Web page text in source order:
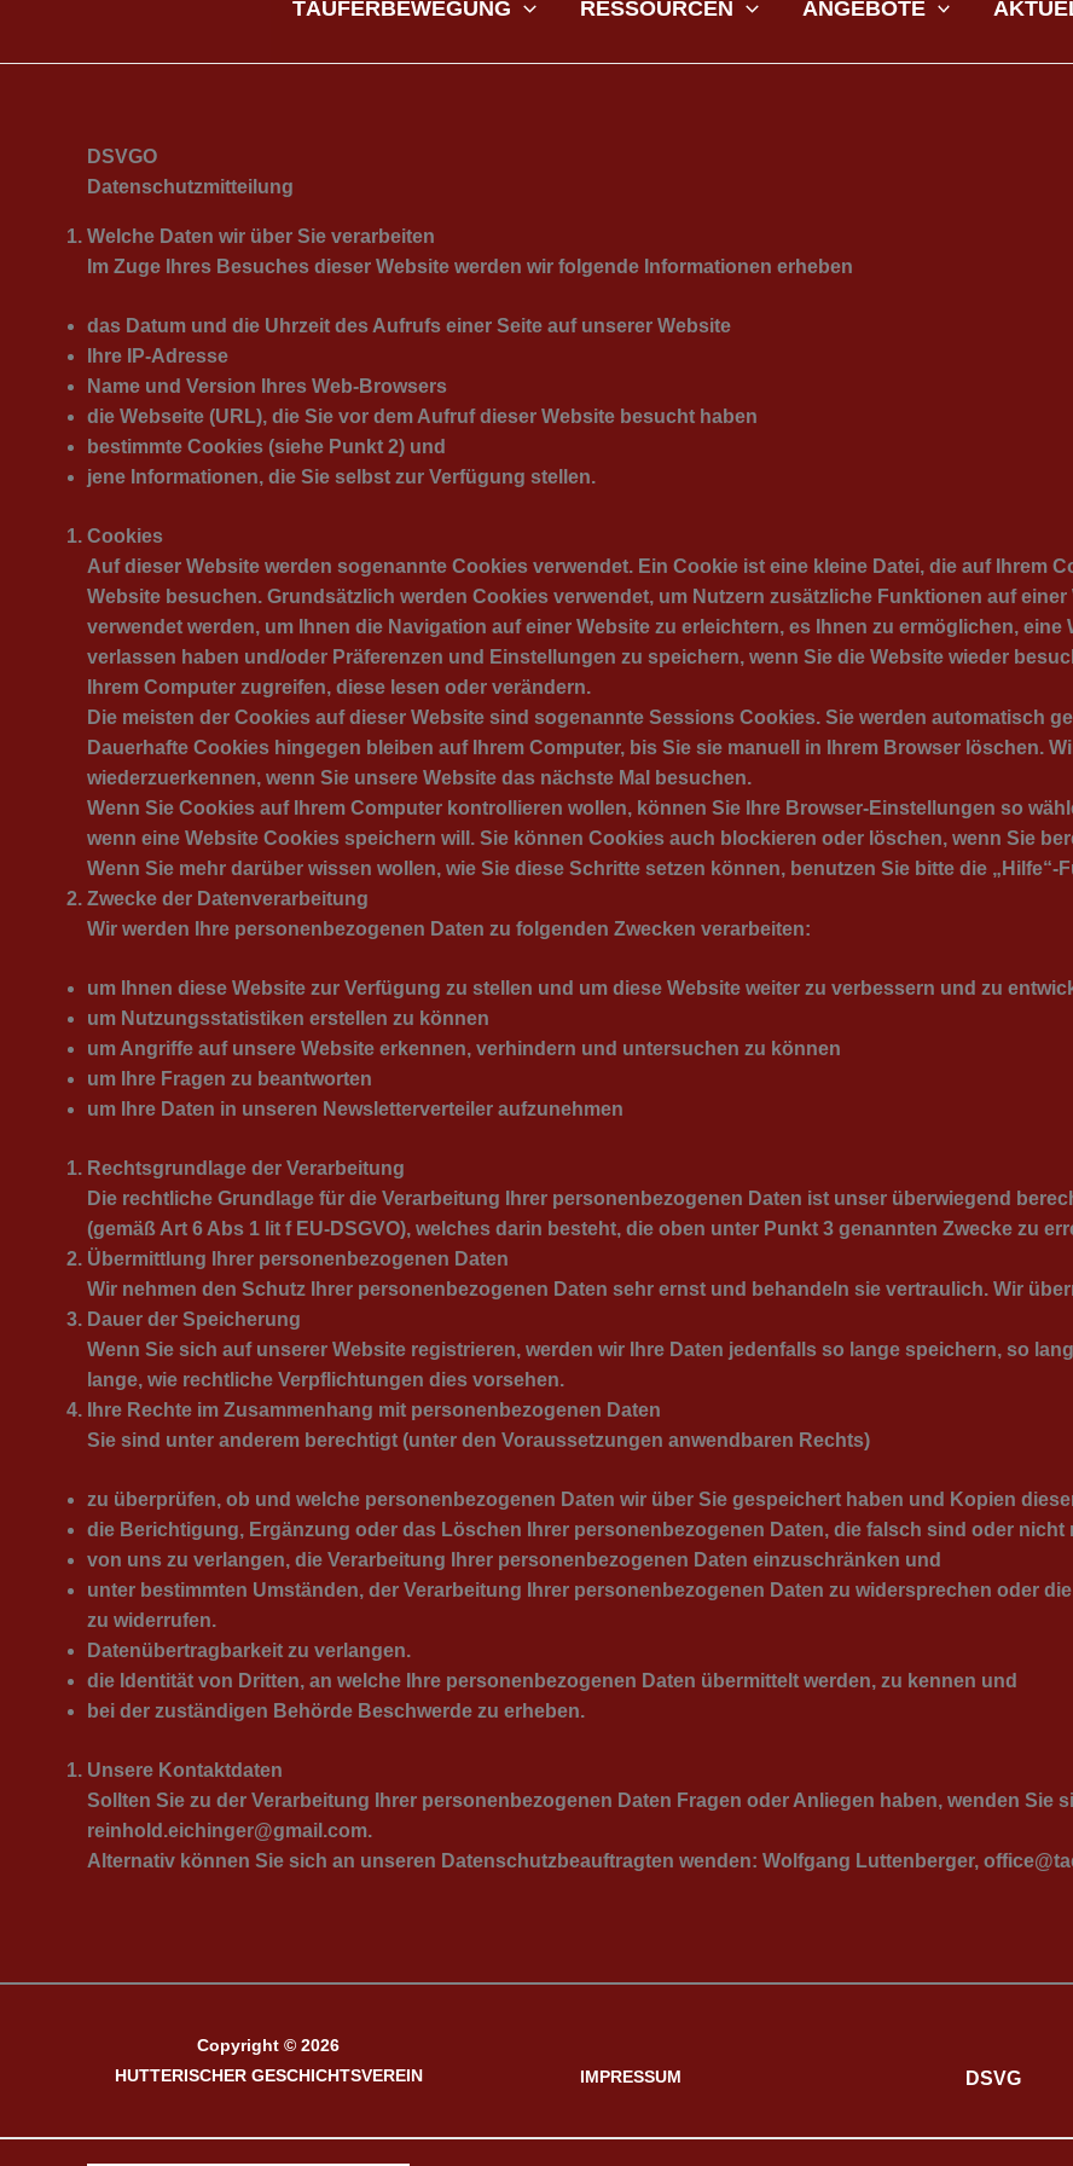
TÄUFERBEWEGUNG RESSOURCEN ANGEBOTE
DSVGO
Datenschutzmitteilung
Welche Daten wir über Sie verarbeiten
Im Zuge Ihres Besuches dieser Website werden wir folgende Informationen erheben
das Datum und die Uhrzeit des Aufrufs einer Seite auf unserer Website
Ihre IP-Adresse
Name und Version Ihres Web-Browsers
die Webseite (URL), die Sie vor dem Aufruf dieser Website besucht haben
bestimmte Cookies (siehe Punkt 2) und
jene Informationen, die Sie selbst zur Verfügung stellen.
Cookies
Auf dieser Website werden sogenannte Cookies verwendet. Ein Cookie ist eine kleine Datei, die auf Ihrem
Website besuchen. Grundsätzlich werden Cookies verwendet, um Nutzern zusätzliche Funktionen auf
verwendet werden, um Ihnen die Navigation auf einer Website zu erleichtern, es Ihnen zu ermöglichen,
verlassen haben und/oder Präferenzen und Einstellungen zu speichern, wenn Sie die Website wieder
Ihrem Computer zugreifen, diese lesen oder verändern.
Die meisten der Cookies auf dieser Website sind sogenannte Sessions Cookies. Sie werden automatisch
Dauerhafte Cookies hingegen bleiben auf Ihrem Computer, bis Sie sie manuell in Ihrem Browser löschen.
wiederzuerkennen, wenn Sie unsere Website das nächste Mal besuchen.
Wenn Sie Cookies auf Ihrem Computer kontrollieren wollen, können Sie Ihre Browser-Einstellungen so
wenn eine Website Cookies speichern will. Sie können Cookies auch blockieren oder löschen, wenn Sie
Wenn Sie mehr darüber wissen wollen, wie Sie diese Schritte setzen können, benutzen Sie bitte die „Hilfe“-
Zwecke der Datenverarbeitung
Wir werden Ihre personenbezogenen Daten zu folgenden Zwecken verarbeiten:
um Ihnen diese Website zur Verfügung zu stellen und um diese Website weiter zu verbessern und zu
um Nutzungsstatistiken erstellen zu können
um Angriffe auf unsere Website erkennen, verhindern und untersuchen zu können
um Ihre Fragen zu beantworten
um Ihre Daten in unseren Newsletterverteiler aufzunehmen
Rechtsgrundlage der Verarbeitung
Die rechtliche Grundlage für die Verarbeitung Ihrer personenbezogenen Daten ist unser überwiegend
(gemäß Art 6 Abs 1 lit f EU-DSGVO), welches darin besteht, die oben unter Punkt 3 genannten Zwecke zu
Übermittlung Ihrer personenbezogenen Daten
Wir nehmen den Schutz Ihrer personenbezogenen Daten sehr ernst und behandeln sie vertraulich. Wir
Dauer der Speicherung
Wenn Sie sich auf unserer Website registrieren, werden wir Ihre Daten jedenfalls so lange speichern, so
lange, wie rechtliche Verpflichtungen dies vorsehen.
Ihre Rechte im Zusammenhang mit personenbezogenen Daten
Sie sind unter anderem berechtigt (unter den Voraussetzungen anwendbaren Rechts)
zu überprüfen, ob und welche personenbezogenen Daten wir über Sie gespeichert haben und Kopien
die Berichtigung, Ergänzung oder das Löschen Ihrer personenbezogenen Daten, die falsch sind oder
von uns zu verlangen, die Verarbeitung Ihrer personenbezogenen Daten einzuschränken und
unter bestimmten Umständen, der Verarbeitung Ihrer personenbezogenen Daten zu widersprechen oder
zu widerrufen.
Datenübertragbarkeit zu verlangen.
die Identität von Dritten, an welche Ihre personenbezogenen Daten übermittelt werden, zu kennen und
bei der zuständigen Behörde Beschwerde zu erheben.
Unsere Kontaktdaten
Sollten Sie zu der Verarbeitung Ihrer personenbezogenen Daten Fragen oder Anliegen haben, wenden Sie
reinhold.eichinger@gmail.com.
Alternativ können Sie sich an unseren Datenschutzbeauftragten wenden: Wolfgang Luttenberger,
Copyright © 2026
HUTTERISCHER GESCHICHTSVEREIN
IMPRESSUM DSVG